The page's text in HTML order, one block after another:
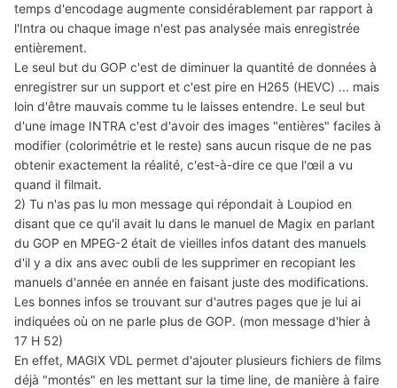
temps d'encodage augmente considérablement par rapport à
l'Intra ou chaque image n'est pas analysée mais enregistrée
entièrement.
Le seul but du GOP c'est de diminuer la quantité de données à
enregistrer sur un support et c'est pire en H265 (HEVC) ... mais
loin d'être mauvais comme tu le laisses entendre. Le seul but
d'une image INTRA c'est d'avoir des images "entières" faciles à
modifier (colorimétrie et le reste) sans aucun risque de ne pas
obtenir exactement la réalité, c'est-à-dire ce que l'œil a vu
quand il filmait.
2) Tu n'as pas lu mon message qui répondait à Loupiod en
disant que ce qu'il avait lu dans le manuel de Magix en parlant
du GOP en MPEG-2 était de vieilles infos datant des manuels
d'il y a dix ans avec oubli de les supprimer en recopiant les
manuels d'année en année en faisant juste des modifications.
Les bonnes infos se trouvant sur d'autres pages que je lui ai
indiquées où on ne parle plus de GOP. (mon message d'hier à
17 H 52)
En effet, MAGIX VDL permet d'ajouter plusieurs fichiers de films
déjà "montés" en les mettant sur la time line, de manière à faire